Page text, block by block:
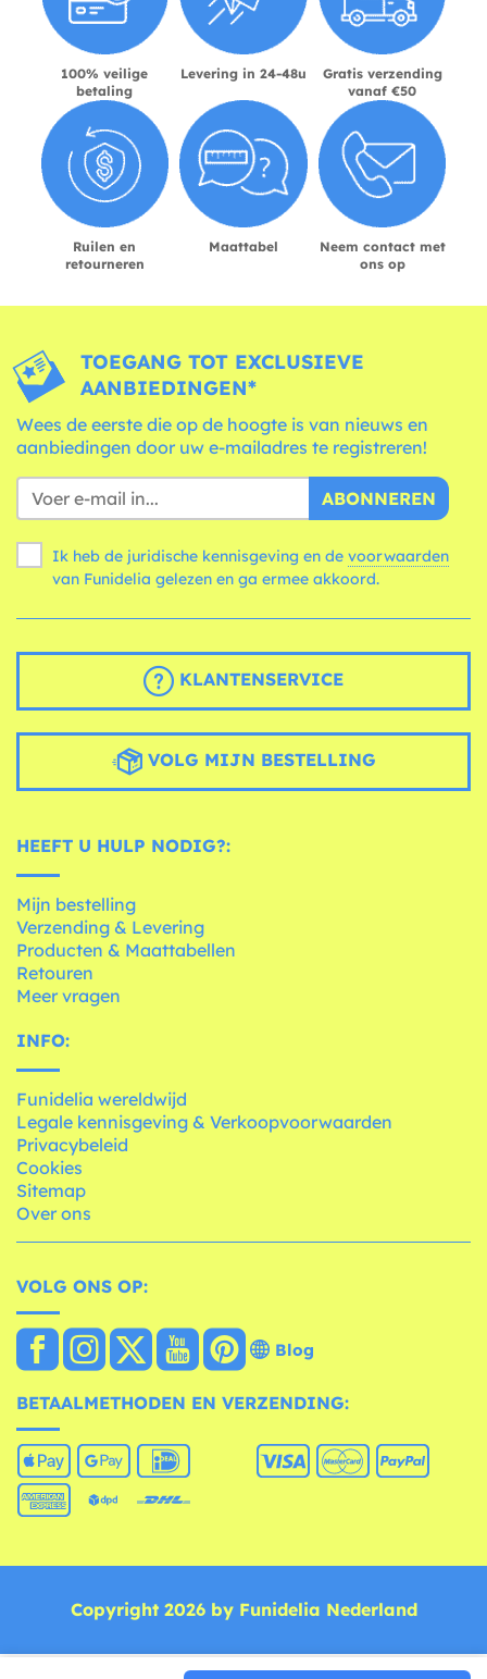
100% veilige
betaling
Levering in 24-48u
Gratis verzending
vanaf €50
Ruilen en
retourneren
Maattabel
Neem contact met
ons op
TOEGANG TOT EXCLUSIEVE
AANBIEDINGEN*
Wees de eerste die op de hoogte is van nieuws en
aanbiedingen door uw e-mailadres te registreren!
ABONNEREN
Ik heb de juridische kennisgeving en de voorwaarden
van Funidelia gelezen en ga ermee akkoord.
KLANTENSERVICE
VOLG MIJN BESTELLING
HEEFT U HULP NODIG?:
Mijn bestelling
Verzending & Levering
Producten & Maattabellen
Retouren
Meer vragen
INFO:
Funidelia wereldwijd
Legale kennisgeving & Verkoopvoorwaarden
Privacybeleid
Cookies
Sitemap
Over ons
VOLG ONS OP:
Blog
BETAALMETHODEN EN VERZENDING:
Copyright 2026 by Funidelia Nederland